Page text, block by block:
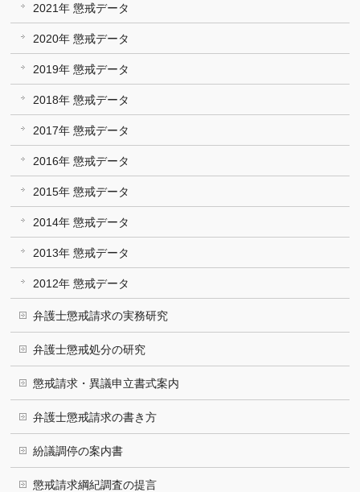
2021年 懲戒データ
2020年 懲戒データ
2019年 懲戒データ
2018年 懲戒データ
2017年 懲戒データ
2016年 懲戒データ
2015年 懲戒データ
2014年 懲戒データ
2013年 懲戒データ
2012年 懲戒データ
弁護士懲戒請求の実務研究
弁護士懲戒処分の研究
懲戒請求・異議申立書式案内
弁護士懲戒請求の書き方
紛議調停の案内書
懲戒請求綱紀調査の提言